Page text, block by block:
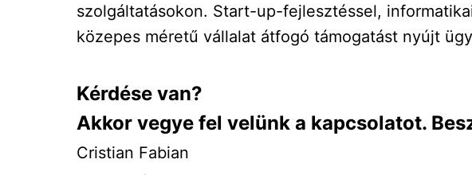
szolgáltatásokon. Start-up-fejlesztéssel,
közepes méretű vállalat átfogó támogatást nyújt
Kérdése van?
Akkor vegye fel velünk a kapcsolatot.
Cristian Fabian